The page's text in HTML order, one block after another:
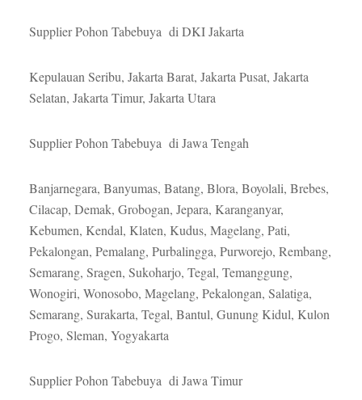
Supplier Pohon Tabebuya di DKI Jakarta
Kepulauan Seribu, Jakarta Barat, Jakarta Pusat, Jakarta
Selatan, Jakarta Timur, Jakarta Utara
Supplier Pohon Tabebuya di Jawa Tengah
Banjarnegara, Banyumas, Batang, Blora, Boyolali, Brebes,
Cilacap, Demak, Grobogan, Jepara, Karanganyar,
Kebumen, Kendal, Klaten, Kudus, Magelang, Pati,
Pekalongan, Pemalang, Purbalingga, Purworejo, Rembang,
Semarang, Sragen, Sukoharjo, Tegal, Temanggung,
Wonogiri, Wonosobo, Magelang, Pekalongan, Salatiga,
Semarang, Surakarta, Tegal, Bantul, Gunung Kidul, Kulon
Progo, Sleman, Yogyakarta
Supplier Pohon Tabebuya di Jawa Timur